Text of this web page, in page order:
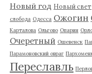
Новый год Новый свет
слобода Одесса Ожогин
Карталова Ольгово Опарин
Очеретный Ошевенск
Парамоновский овраг
Переславль